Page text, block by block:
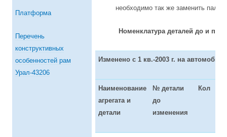
Платформа
Перечень
конструктивных
особенностей рам
Урал-43206
необходимо так же заменить палец
Номенклатура деталей до и
Изменено с 1 кв.-2003 г. на
Наименование
агрегата и
детали
№ детали
до
изменения
Кол